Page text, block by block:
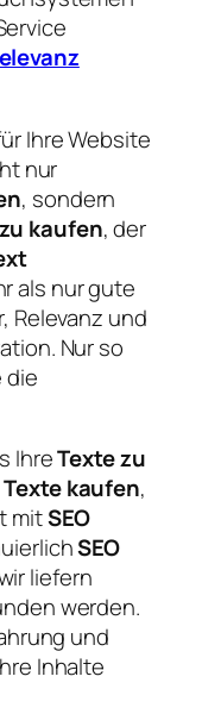
Ihre Website
nur
, sondern
kaufen, der
als nur gute
Relevanz und
Nur so
die
IhreTexte zu
Texte kaufen,
mitSEO
SEO
liefern
werden.
und
Inhalte